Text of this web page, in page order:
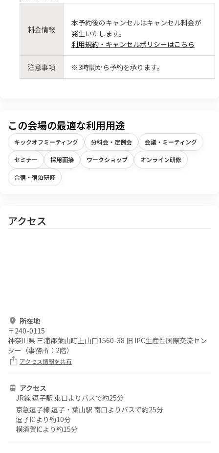
料金情報
本予約後のキャンセルはキャンセル料金が
発生いたします。
利用規約・キャンセルポリシーはこちら
注意事項 ※3時間から予約を承ります。
この会場の最適な利用用途
キックオフミーティング 分科会・定例会 会議・ミーティング
セミナー 採用面接 ワークショップ オンライン研修
合宿・宿泊研修
アクセス
所在地
〒240-0115
神奈川県 三浦郡葉山町上山口1560-38 旧 IPC生産性国際交流セン
ター（事務所：2階）
アクセス情報を共有
アクセス
JR線 逗子駅 東口よりバスで約25分
京急逗子線 逗子・葉山駅 南口よりバスで約25分
逗子ICより約10分
横須賀ICより約15分